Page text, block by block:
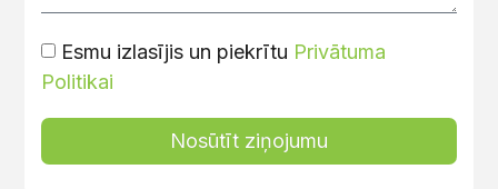
Esmu izlasījis un piekrītu Privātuma
Politikai
Nosūtīt ziņojumu